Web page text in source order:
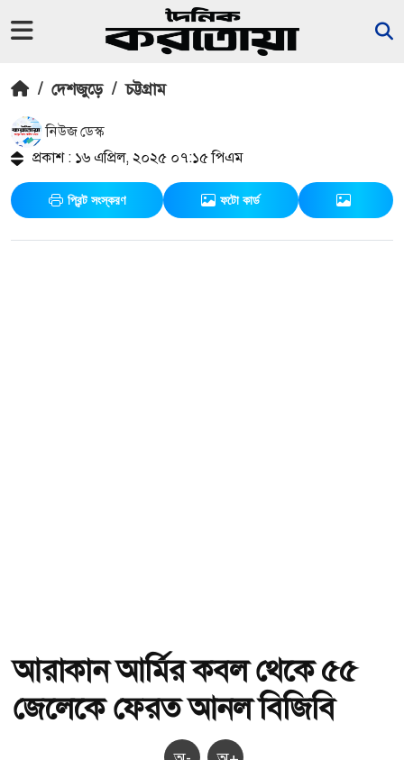
/ দেশজুড়ে / চট্টগ্রাম
নিউজ ডেস্ক
প্রকাশ : ১৬ এপ্রিল, ২০২৫ ০৭:১৫ পিএম
প্রিন্ট সংস্করণ ফটো কার্ড
আরাকান আর্মির কবল থেকে ৫৫
জেলেকে ফেরত আনল বিজিবি